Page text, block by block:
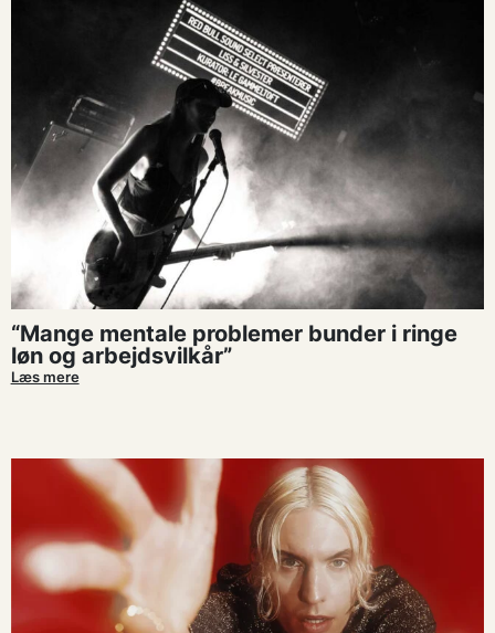
“Mange mentale problemer bunder i ringe
løn og arbejdsvilkår”
Læs mere